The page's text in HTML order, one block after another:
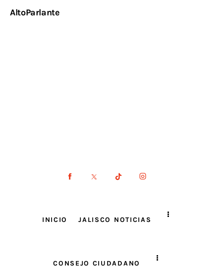
AltoParlante
INICIO JALISCO NOTICIAS
CONSEJO CIUDADANO